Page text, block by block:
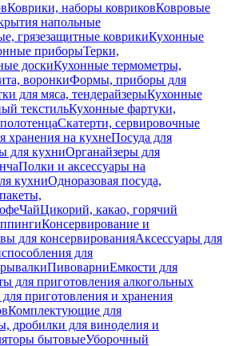
Коврики, наборы ковриковКовровые
напольные
грязезащитные коврикиКухонные
приборыТерки,
доскиКухонные термометры,
воронкиФормы, приборы для
для мяса, тендерайзерыКухонные
текстильКухонные фартуки,
Скатерти, сервировочные
хранения на кухнеПосуда для
для кухниОрганайзеры для
Полки и аксессуары на
кухниОдноразовая посуда,
ЧайЦикорий, какао, горячий
Консервирование и
для консервированияАксессуары для
для
ПивоварниЕмкости для
для приготовления алкогольных
приготовления и хранения
Комплектующие для
дробилки для виноделия и
бытовыеУборочный